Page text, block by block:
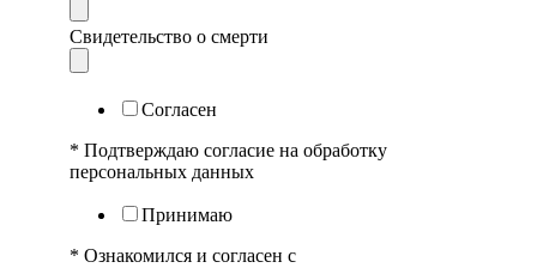
Свидетельство о смерти
Согласен
* Подтверждаю согласие на обработку
персональных данных
Принимаю
* Ознакомился и согласен с